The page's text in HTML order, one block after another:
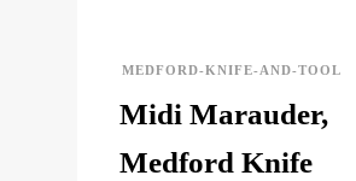
MEDFORD-KNIFE-AND-TOOL
Midi Marauder,
Medford Knife